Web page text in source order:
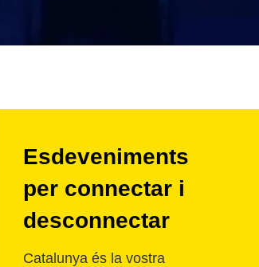
Esdeveniments
per connectar i
desconnectar
Catalunya és la vostra